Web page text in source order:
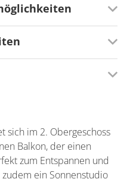
sich im 2. Obergeschoss
Balkon, der einen
zum Entspannen und
ein Sonnenstudio